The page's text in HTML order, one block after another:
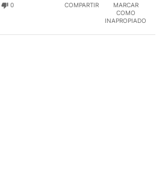
0 COMPARTIR
MARCAR
COMO
INAPROPIADO